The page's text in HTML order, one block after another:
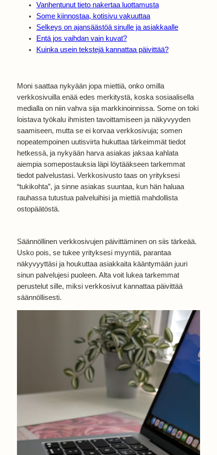
Vanhentunut tieto nakertaa luottamusta
Some kiinnostaa, kotisivu vakuuttaa
Selkeys on ajansäästöä sinulle ja asiakkaalle
Entä jos vaihdan vain kuvat?
Kuinka usein tekstejä kannattaa päivittää?
Moni saattaa nykyään jopa miettiä, onko omilla
verkkosivuilla enää edes merkitystä, koska sosiaalisella
medialla on niin vahva sija markkinoinnissa. Some on toki
loistava työkalu ihmisten tavoittamiseen ja näkyvyyden
saamiseen, mutta se ei korvaa verkkosivuja; somen
nopeatempoinen uutisvirta hukuttaa tärkeimmät tiedot
hetkessä, ja nykyään harva asiakas jaksaa kahlata
aiempia somepostauksia läpi löytääkseen tarkemmat
tiedot palvelustasi. Verkkosivusto taas on yrityksesi
“tukikohta”, ja sinne asiakas suuntaa, kun hän haluaa
rauhassa tutustua palveluihisi ja miettiä mahdollista
ostopäätöstä.
Säännöllinen verkkosivujen päivittäminen on siis tärkeää.
Usko pois, se tukee yrityksesi myyntiä, parantaa
näkyvyyttäsi ja houkuttaa asiakkaita kääntymään juuri
sinun palvelujesi puoleen. Alta voit lukea tarkemmat
perustelut sille, miksi verkkosivut kannattaa päivittää
säännöllisesti.